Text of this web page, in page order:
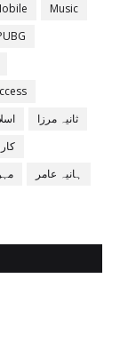
Music
ثانیہ مرزا
ہانیہ عامر